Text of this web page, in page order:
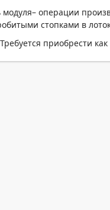
модуля– операции
стопками в
приобрести